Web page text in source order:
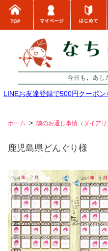
LINEお友達登録で500円クーポン
ホーム 隣のお通じ事情（ダイアリ
鹿児島県どんぐり様